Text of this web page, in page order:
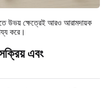
উভয় ক্ষেত্রেই আরও আরামদায়ক
করে।
এবং